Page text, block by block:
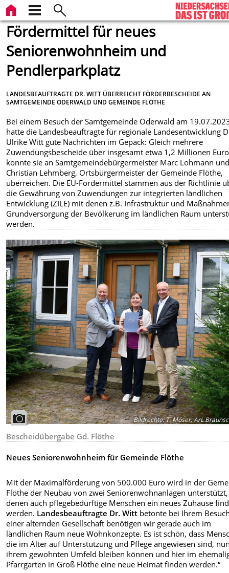
Fördermittel für neues
Seniorenwohnheim und
Pendlerparkplatz
LANDESBEAUFTRAGTE DR. WITT ÜBERREICHT FÖRDERBESCHEIDE AN
SAMTGEMEINDE ODERWALD UND GEMEINDE FLÖTHE
Bei einem Besuch der Samtgemeinde Oderwald am
hatte die Landesbeauftragte für regionale Landesentwicklung
Ulrike Witt gute Nachrichten im Gepäck: Gleich mehrere
Zuwendungsbescheide über insgesamt etwa 1,2 Millionen Euro
konnte sie an Samtgemeindebürgermeister Marc Lohmann
Christian Lehmberg, Ortsbürgermeister der Gemeinde Flöthe,
überreichen. Die EU-Fördermittel stammen aus der Richtlinie
die Gewährung von Zuwendungen zur integrierten ländlichen
Entwicklung (ZILE) mit denen z.B. Infrastruktur und
Grundversorgung der Bevölkerung im ländlichen Raum
werden.
Bildrechte:T. Möser, ArL
Bescheidübergabe Gd. Flöthe
Neues Seniorenwohnheim für Gemeinde Flöthe
Mit der Maximalförderung von 500.000 Euro wird in der
Flöthe der Neubau von zwei Seniorenwohnanlagen
denen auch pflegebedürftige Menschen ein neues Zuhause
werden. Landesbeauftragte Dr. Witt betonte bei Ihrem
einer alternden Gesellschaft benötigen wir gerade auch im
ländlichen Raum neue Wohnkonzepte. Es ist schön, dass
die im Alter auf Unterstützung und Pflege angewiesen sind,
ihrem gewohnten Umfeld bleiben können und hier im
Pfarrgarten in Groß Flöthe eine neue Heimat finden werden.“